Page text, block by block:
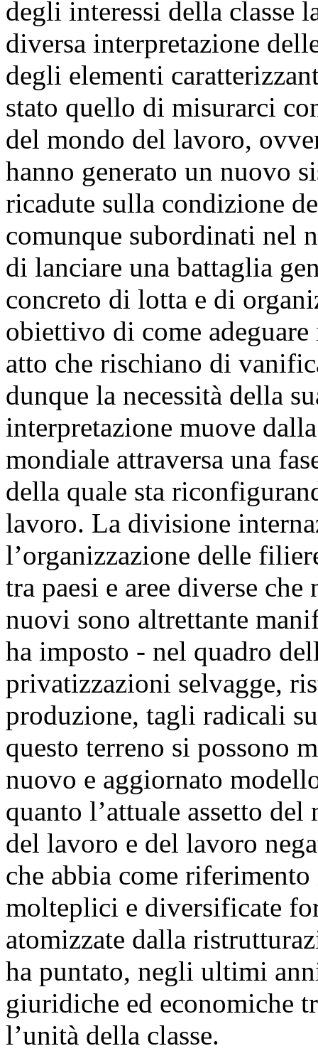
degli interessi della classe
diversa interpretazione
degli elementi
stato quello di misurarci
del mondo del lavoro,
hanno generato un nuovo
ricadute sulla condizione
comunque subordinati nel
di lanciare una battaglia
concreto di lotta e di
obiettivo di come
atto che rischiano di
dunque la necessità della
interpretazione muove
mondiale attraversa una
della quale sta
lavoro. La divisione
l’organizzazione delle
tra paesi e aree diverse
nuovi sono altrettante
ha imposto - nel quadro
privatizzazioni selvagge,
produzione, tagli radicali
questo terreno si possono
nuovo e aggiornato
quanto l’attuale assetto
del lavoro e del lavoro
che abbia come
molteplici e diversificate
atomizzate dalla
ha puntato, negli ultimi
giuridiche ed economiche
l’unità della classe.